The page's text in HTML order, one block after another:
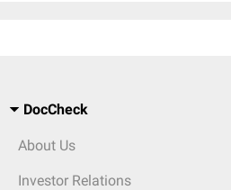
DocCheck
About Us
Investor Relations